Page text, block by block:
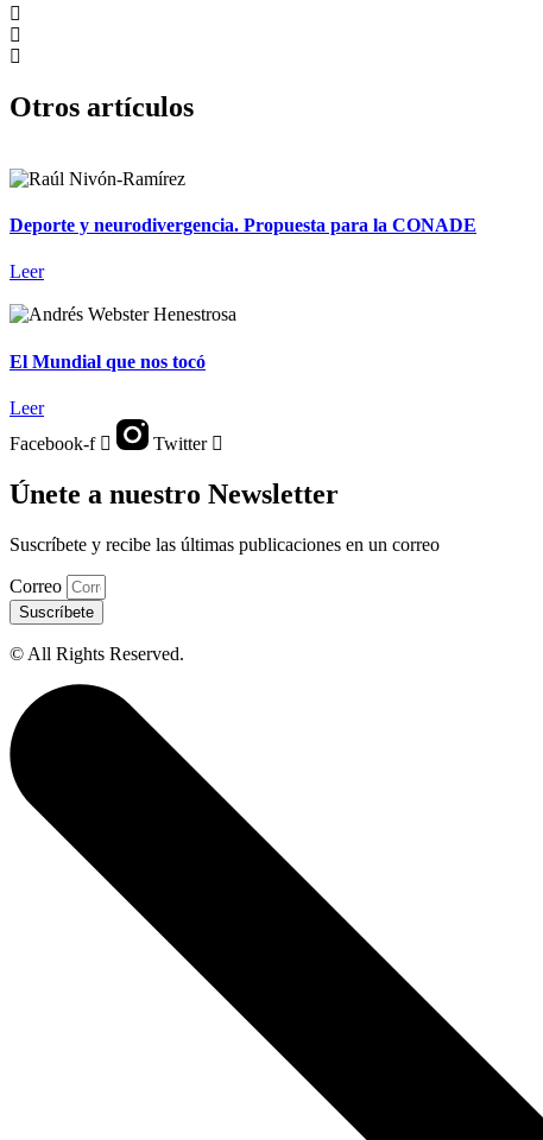
Otros artículos
Deporte y neurodivergencia. Propuesta para la CONADE
Leer
El Mundial que nos tocó
Leer
Facebook-f
Twitter
Únete a nuestro Newsletter
Suscríbete y recibe las últimas publicaciones en un correo
Correo
Suscríbete
© All Rights Reserved.